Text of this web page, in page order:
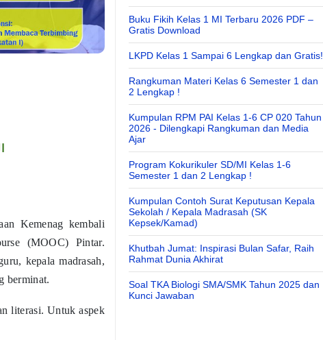
Kemenag kembali
(MOOC) Pintar.
kepala madrasah,
berminat.
literasi. Untuk aspek
Buku Fikih Kelas 1 MI Terbaru 2026 PDF –
Gratis Download
LKPD Kelas 1 Sampai 6 Lengkap dan Gratis!
Rangkuman Materi Kelas 6 Semester 1 dan
2 Lengkap !
Kumpulan RPM PAI Kelas 1-6 CP 020 Tahun
2026 - Dilengkapi Rangkuman dan Media
Ajar
Program Kokurikuler SD/MI Kelas 1-6
Semester 1 dan 2 Lengkap !
Kumpulan Contoh Surat Keputusan Kepala
Sekolah / Kepala Madrasah (SK
Kepsek/Kamad)
Khutbah Jumat: Inspirasi Bulan Safar, Raih
Rahmat Dunia Akhirat
Soal TKA Biologi SMA/SMK Tahun 2025 dan
Kunci Jawaban